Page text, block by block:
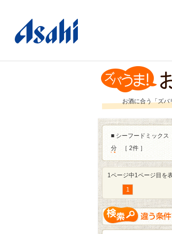
お酒に合う「ズバ
■ シーフードミックス
分
［ 2件 ］
1ページ中1ページ目を
1